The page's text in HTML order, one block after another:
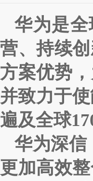
华为是
营、持续
方案优势
并致力于
遍及全球
华为深信
更加高效